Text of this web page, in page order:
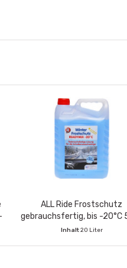
ALL Ride Frostschutz
gebrauchsfertig, bis -20°C
Inhalt20 Liter